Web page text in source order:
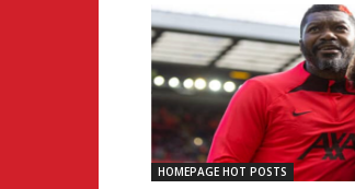
HOMEPAGE HOT POSTS